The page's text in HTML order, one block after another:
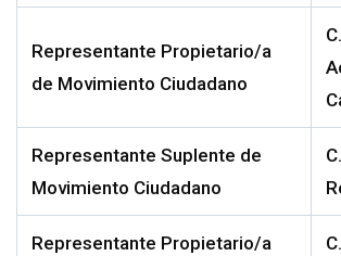
Representante Propietario/a
de Movimiento Ciudadano
C.
Representante Suplente de
Movimiento Ciudadano
C.
Representante Propietario/a
C.